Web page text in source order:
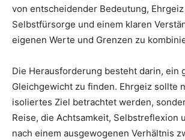
von entscheidender Bedeutung,
Selbstfürsorge und einem klaren
eigenen Werte und Grenzen zu
Die Herausforderung besteht darin, ein
Gleichgewicht zu finden. Ehrgeiz sollte
isoliertes Ziel betrachtet werden,
Reise, die Achtsamkeit, Selbstreflexion
nach einem ausgewogenen Verhältnis